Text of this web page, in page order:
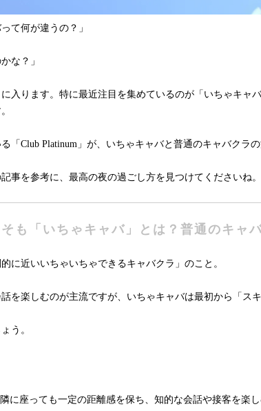
て何が違うの？」
な？」
入ります。特に最近注目を集めているのが「いちゃキ
「Club Platinum」が、いちゃキャバと普通のキャバクラ
事を参考に、最高の夜の過ごし方を見つけてくださいね。
も「いちゃキャバ」とは？普通のキャ
に近いいちゃいちゃできるキャバクラ」のこと。
を楽しむのが主流ですが、いちゃキャバは最初から「ス
う。
に座っても一定の距離感を保ち、知的な会話や接客を楽